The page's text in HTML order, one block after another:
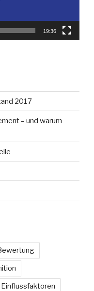
19:36
2017
– und warum
Einflussfaktoren